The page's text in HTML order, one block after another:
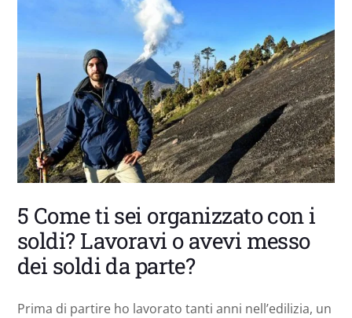
5 Come ti sei organizzato con i
soldi? Lavoravi o avevi messo
dei soldi da parte?
Prima di partire ho lavorato tanti anni nell’edilizia, un